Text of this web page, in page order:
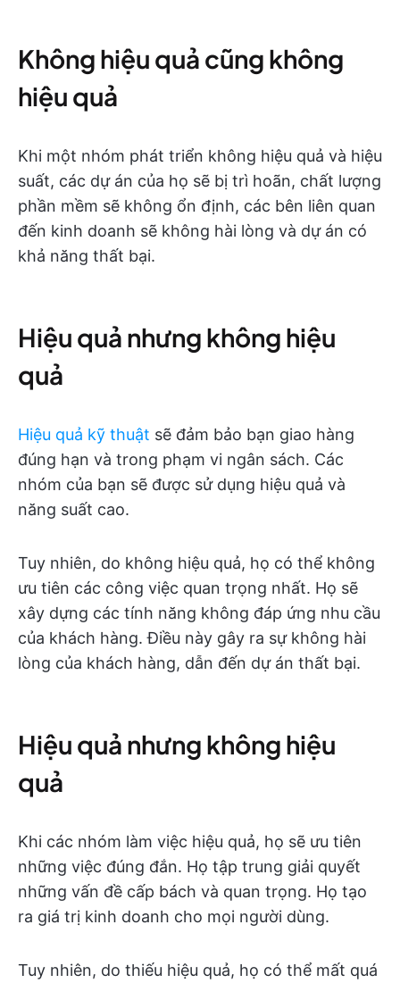
Không hiệu quả cũng không
hiệu quả
Khi một nhóm phát triển không hiệu quả và hiệu
suất, các dự án của họ sẽ bị trì hoãn, chất lượng
phần mềm sẽ không ổn định, các bên liên quan
đến kinh doanh sẽ không hài lòng và dự án có
khả năng thất bại.
Hiệu quả nhưng không hiệu
quả
Hiệu quả kỹ thuật sẽ đảm bảo bạn giao hàng
đúng hạn và trong phạm vi ngân sách. Các
nhóm của bạn sẽ được sử dụng hiệu quả và
năng suất cao.
Tuy nhiên, do không hiệu quả, họ có thể không
ưu tiên các công việc quan trọng nhất. Họ sẽ
xây dựng các tính năng không đáp ứng nhu cầu
của khách hàng. Điều này gây ra sự không hài
lòng của khách hàng, dẫn đến dự án thất bại.
Hiệu quả nhưng không hiệu
quả
Khi các nhóm làm việc hiệu quả, họ sẽ ưu tiên
những việc đúng đắn. Họ tập trung giải quyết
những vấn đề cấp bách và quan trọng. Họ tạo
ra giá trị kinh doanh cho mọi người dùng.
Tuy nhiên, do thiếu hiệu quả, họ có thể mất quá